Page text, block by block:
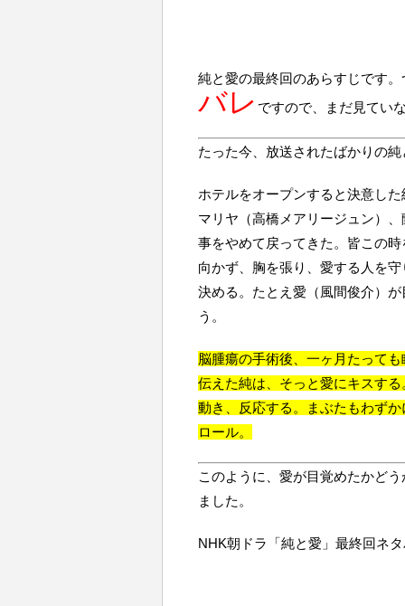
純と愛の最終回のあらすじです
バレ ですので、まだ見てい
たった今、放送されたばかりの
ホテルをオープンすると決意し
マリヤ（高橋メアリージュン）
事をやめて戻ってきた。皆この
向かず、胸を張り、愛する人を
決める。たとえ愛（風間俊介）
う。
脳腫瘍の手術後、一ヶ月たって
伝えた純は、そっと愛にキスす
動き、反応する。まぶたもわず
ロール。
このように、愛が目覚めたかど
ました。
NHK朝ドラ「純と愛」最終回ネ